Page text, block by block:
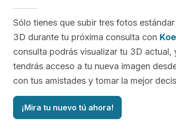
Sólo tienes que subir tres fotos
3D durante tu próxima consulta con
consulta podrás visualizar tu 3D actual,
tendrás acceso a tu nueva imagen
con tus amistades y tomar la mejor
¡Mira tu nuevo tú ahora!